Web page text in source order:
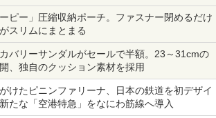
ピー」圧縮収納ポーチ。ファスナー閉めるだけ
スリムにまとまる
バリーサンダルがセールで半額。23～31cmの
、独自のクッション素材を採用
けたピニンファリーナ、日本の鉄道を初デザイ
たな「空港特急」をなにわ筋線へ導入